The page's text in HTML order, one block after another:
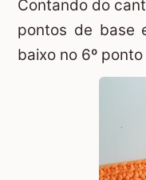
Contando do
pontos de base
baixo no 6º